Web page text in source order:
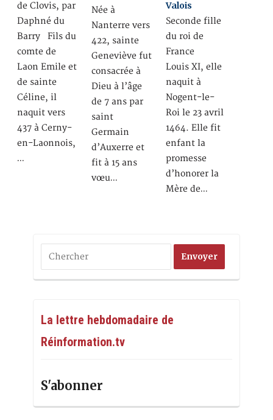
de Clovis, par
Daphné du
Barry Fils du
comte de
Laon Emile et
de sainte
Céline, il
naquit vers
437 à Cerny-
en-Laonnois,
…
Née à
Nanterre vers
422, sainte
Geneviève fut
consacrée à
Dieu à l’âge
de 7 ans par
saint
Germain
d’Auxerre et
fit à 15 ans
vœu…
Valois
Seconde fille
du roi de
France
Louis XI, elle
naquit à
Nogent-le-
Roi le 23 avril
1464. Elle fit
enfant la
promesse
d’honorer la
Mère de…
La lettre hebdomadaire de
Réinformation.tv
S'abonner